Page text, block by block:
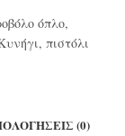
όπλο,
, πιστόλι
(0)